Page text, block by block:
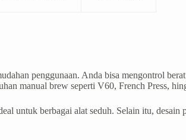
penggunaan. Anda bisa mengontrol
manual brew seperti V60, French Press,
untuk berbagai alat seduh. Selain itu, desain